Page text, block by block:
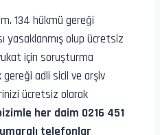
m. 134 hükmü gereği
yasaklanmış olup ücretsiz
için soruşturma
adli sicil ve arşiv
ücretsiz olarak
her daim 0216 451
telefonlar